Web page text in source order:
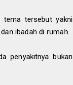
tema tersebut yakni
ibadah di rumah.
penyakitnya bukan